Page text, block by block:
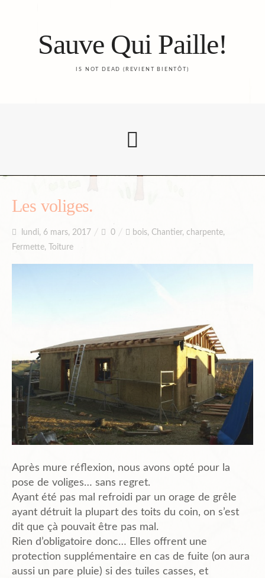
Sauve Qui Paille!
IS NOT DEAD (REVIENT BIENTÔT)
Le Blog
Planning
Chantiers en cours et à venir.
Chantiers Participatifs
Budget
Plans et Doc.
PIèces du Permis
Plans de l’Abri
Les voliges.
lundi, 6 mars, 2017 0 bois, Chantier, charpente,
Fermette, Toiture
Après mure réflexion, nous avons opté pour la
pose de voliges… sans regret.
Ayant été pas mal refroidi par un orage de grêle
ayant détruit la plupart des toits du coin, on s’est
dit que çà pouvait être pas mal.
Rien d’obligatoire donc… Elles offrent une
protection supplémentaire en cas de fuite (on aura
aussi un pare pluie) si des tuiles casses, et